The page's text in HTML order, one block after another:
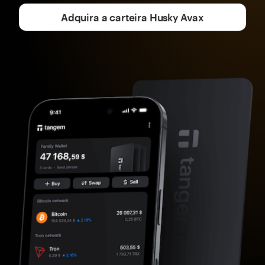
Adquira a carteira Husky Avax